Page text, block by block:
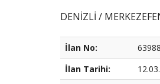
DENİZLİ /
İlan No:
63988
İlan Tarihi: